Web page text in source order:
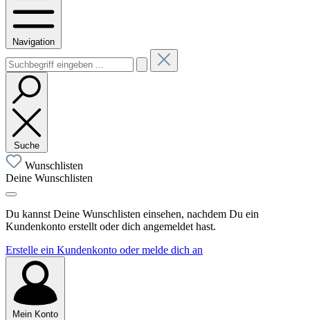
Navigation
Suche
Wunschlisten
Deine Wunschlisten
Du kannst Deine Wunschlisten einsehen, nachdem Du ein
Kundenkonto erstellt oder dich angemeldet hast.
Erstelle ein Kundenkonto oder melde dich an
Mein Konto